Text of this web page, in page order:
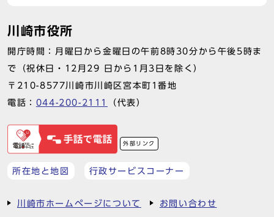
川崎市役所
開庁時間：月曜日から金曜日の午前8時30分から午後5時ま
で（祝休日・12月29 日から1月3日を除く）
〒210-8577川崎市川崎区宮本町1番地
電話： 044-200-2111 （代表）
外部リンク
所在地と地図 行政サービスコーナー
川崎市ホームページについて お問い合わせ